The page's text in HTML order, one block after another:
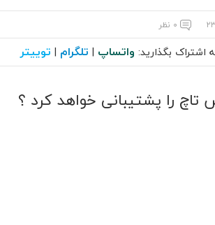
۰ نظر
اشتراک بگذارید: واتساپ | تلگرام | توییتر
تاچ را پشتیبانی خواهد کرد ؟